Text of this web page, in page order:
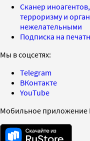
Сканер
терроризму и
нежелательными
Подписка на
Мы в соцсетях:
Telegram
ВКонтакте
YouTube
Мобильное приложение